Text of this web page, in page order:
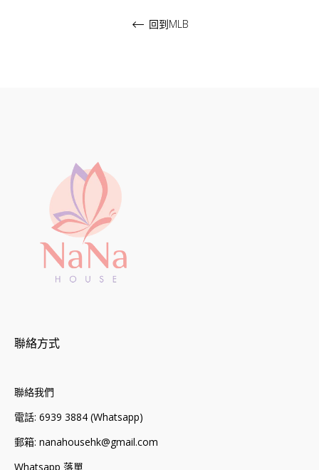
回到MLB
聯絡方式
聯絡我們
電話: 6939 3884 (Whatsapp)
郵箱: nanahousehk@gmail.com
Whatsapp 落單